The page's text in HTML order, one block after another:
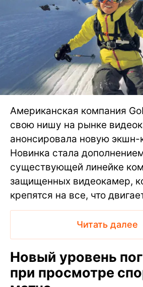
Американская компания
свою нишу на рынке
анонсировала новую
Новинка стала
существующей линейке
защищенных видеокамер,
крепятся на все, что
Читать далее
Новый уровень
при просмотре